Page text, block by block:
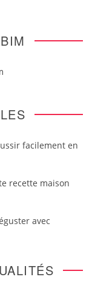
facilement en
recette maison
avec